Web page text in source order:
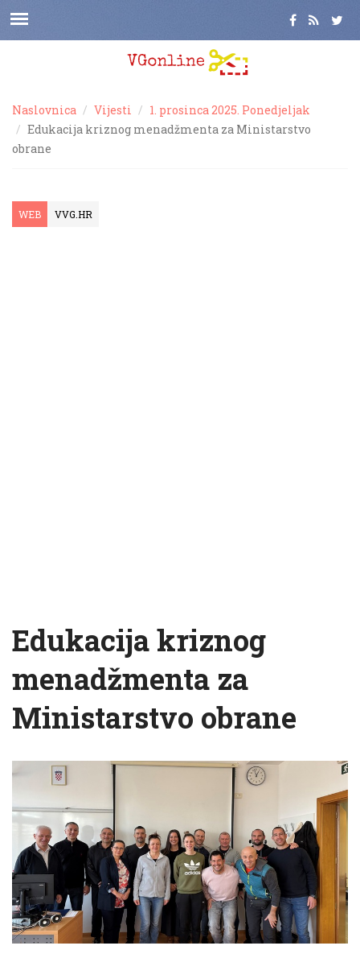
Naslovnica Vijesti
1. prosinca 2025. Ponedjeljak
Edukacija kriznog menadžmenta za Ministarstvo
obrane
WEB VVG.HR
Edukacija kriznog
menadžmenta za
Ministarstvo obrane